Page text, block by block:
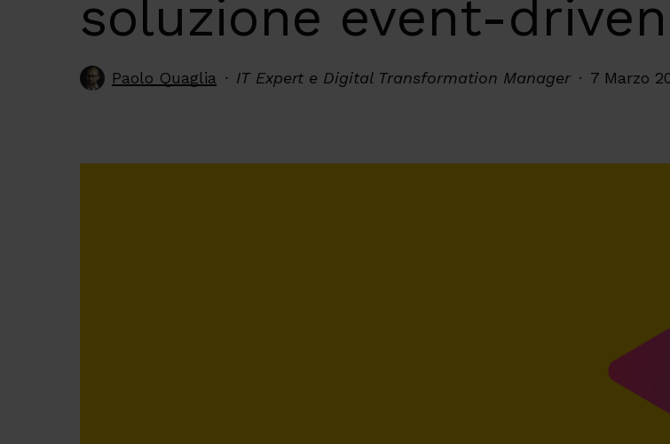
soluzione event-driven
Paolo Quaglia IT Expert e Digital Transformation Manager 7 Marzo